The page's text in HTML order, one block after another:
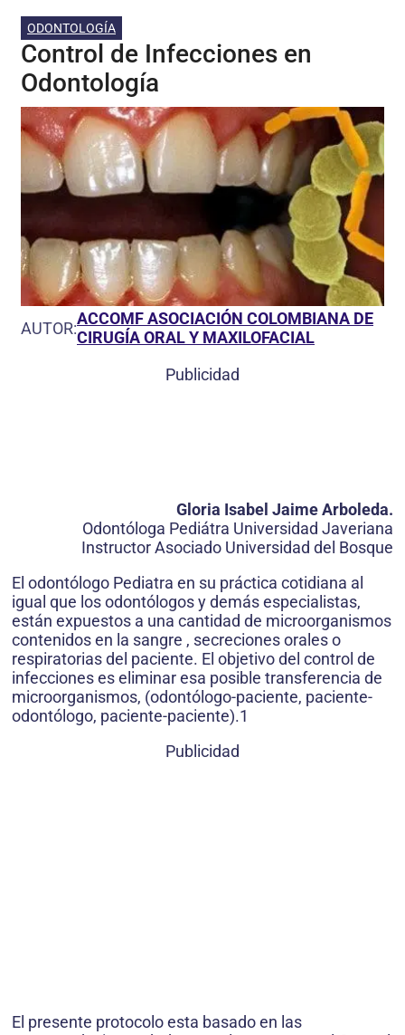
ODONTOLOGÍA
Control de Infecciones en
Odontología
AUTOR:ACCOMF ASOCIACIÓN COLOMBIANA DE
CIRUGÍA ORAL Y MAXILOFACIAL
Publicidad
Gloria Isabel Jaime Arboleda.
Odontóloga Pediátra Universidad Javeriana
Instructor Asociado Universidad del Bosque
El odontólogo Pediatra en su práctica cotidiana al
igual que los odontólogos y demás especialistas,
están expuestos a una cantidad de microorganismos
contenidos en la sangre , secreciones orales o
respiratorias del paciente. El objetivo del control de
infecciones es eliminar esa posible transferencia de
microorganismos, (odontólogo-paciente, paciente-
odontólogo, paciente-paciente).1
Publicidad
El presente protocolo esta basado en las